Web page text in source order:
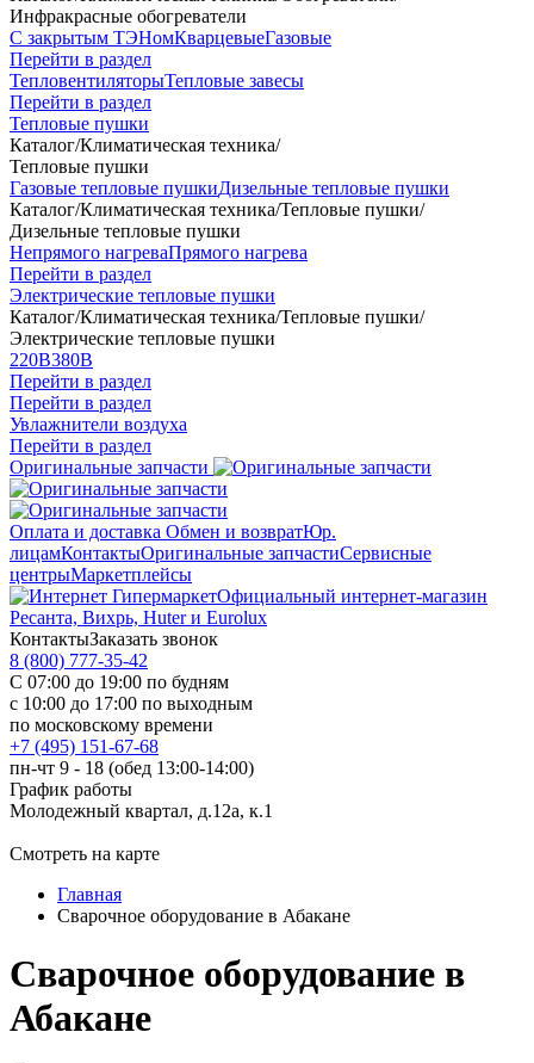
Инфракрасные обогреватели
С закрытым ТЭНомКварцевыеГазовые
Перейти в раздел
ТепловентиляторыТепловые завесы
Перейти в раздел
Тепловые пушки
Каталог/Климатическая техника/
Тепловые пушки
Газовые тепловые пушкиДизельные тепловые пушки
Каталог/Климатическая техника/Тепловые пушки/
Дизельные тепловые пушки
Непрямого нагреваПрямого нагрева
Перейти в раздел
Электрические тепловые пушки
Каталог/Климатическая техника/Тепловые пушки/
Электрические тепловые пушки
220В380В
Перейти в раздел
Перейти в раздел
Увлажнители воздуха
Перейти в раздел
Оригинальные запчасти
Оплата и доставка Обмен и возвратЮр.
лицамКонтактыОригинальные запчастиСервисные
центрыМаркетплейсы
Официальный интернет-магазин
Ресанта, Вихрь, Huter и Eurolux
КонтактыЗаказать звонок
8 (800) 777-35-42
С 07:00 до 19:00 по будням
с 10:00 до 17:00 по выходным
по московскому времени
+7 (495) 151-67-68
пн-чт 9 - 18 (обед 13:00-14:00)
График работы
Молодежный квартал, д.12а, к.1
Смотреть на карте
Главная
Сварочное оборудование в Абакане
Сварочное оборудование в
Абакане